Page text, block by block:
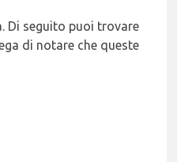
Di seguito puoi trovare
di notare che queste